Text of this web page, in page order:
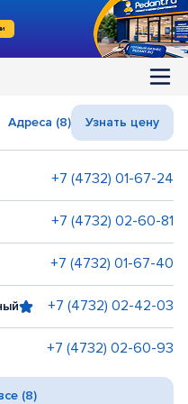
Адреса (8) Узнать цену
+7 (4732) 01-67-24
+7 (4732) 02-60-81
+7 (4732) 01-67-40
+7 (4732) 02-42-03
+7 (4732) 02-60-93
(8)